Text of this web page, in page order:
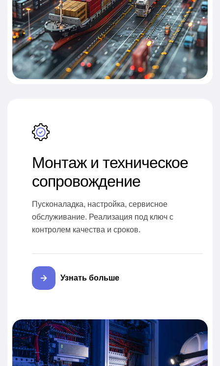
Монтаж и техническое
сопровождение
Пусконаладка, настройка, сервисное
обслуживание. Реализация под ключ с
контролем качества и сроков.
Узнать больше